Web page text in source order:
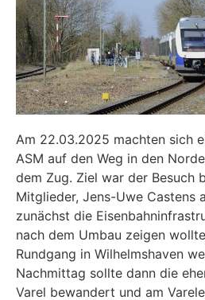
Am 22.03.2025 machten sich
ASM auf den Weg in den
dem Zug. Ziel war der Besuch
Mitglieder, Jens-Uwe Castens
zunächst die
nach dem Umbau zeigen
Rundgang in Wilhelmshaven
Nachmittag sollte dann die
Varel bewandert und am